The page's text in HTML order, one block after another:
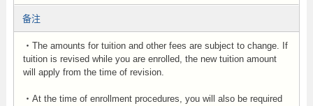
备注
・The amounts for tuition and other fees are subject to change. If
tuition is revised while you are enrolled, the new tuition amount
will apply from the time of revision.
・At the time of enrollment procedures, you will also be required